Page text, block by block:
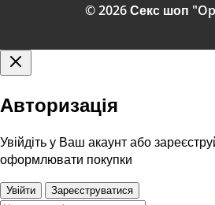
© 2026 Секс шоп
Авторизація
Увійдіть у Ваш акаунт або
оформлювати покупки
Увійти Зареєструватися